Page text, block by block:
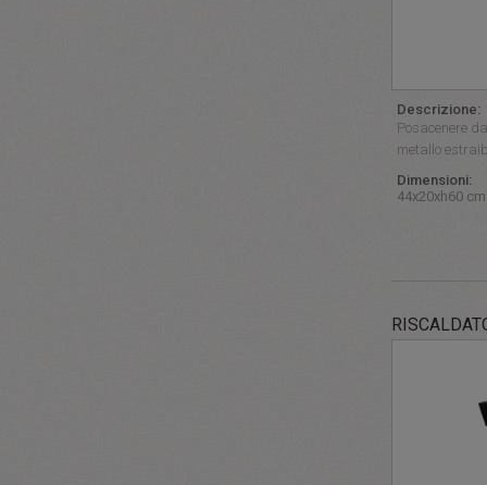
Descrizione:
Posacenere
metallo
Dimensioni:
44x20xh60 cm